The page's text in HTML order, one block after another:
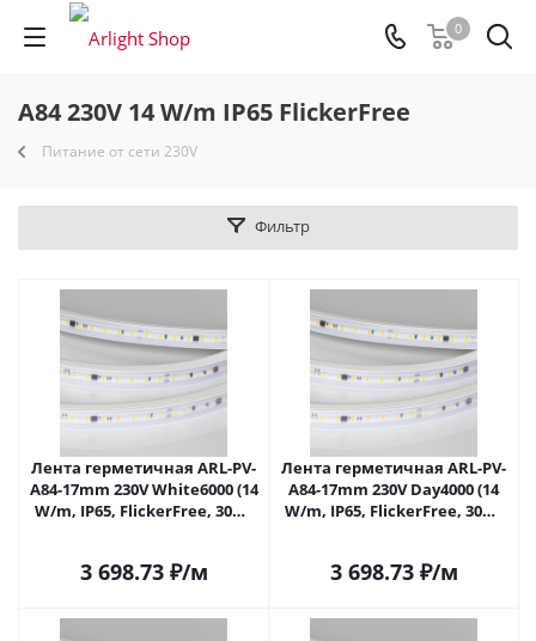
0
A84 230V 14 W/m IP65 FlickerFree
Питание от сети 230V
Фильтр
Лента герметичная ARL-PV-
A84-17mm 230V White6000 (14
W/m, IP65, FlickerFree, 30m)
3 698.73₽/м
Лента герметичная ARL-PV-
A84-17mm 230V Day4000 (14
W/m, IP65, FlickerFree, 30m)
3 698.73₽/м